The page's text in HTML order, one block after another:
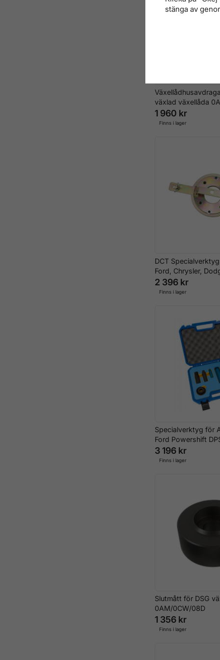
växlad växellåda
1 960 kr
Finns i lager
DCT
Ford, Chrysler,
2 396 kr
Finns i lager
Specialverktyg för
Ford Powershift
3 196 kr
Finns i lager
Slutmått för DSG
0AM/0CW/08D
1 356 kr
Finns i lager
stänga av